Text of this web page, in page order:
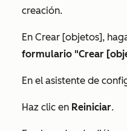
creación.
En Crear [objetos],
formulario "Crear
En el asistente de
Haz clic en Reiniciar.